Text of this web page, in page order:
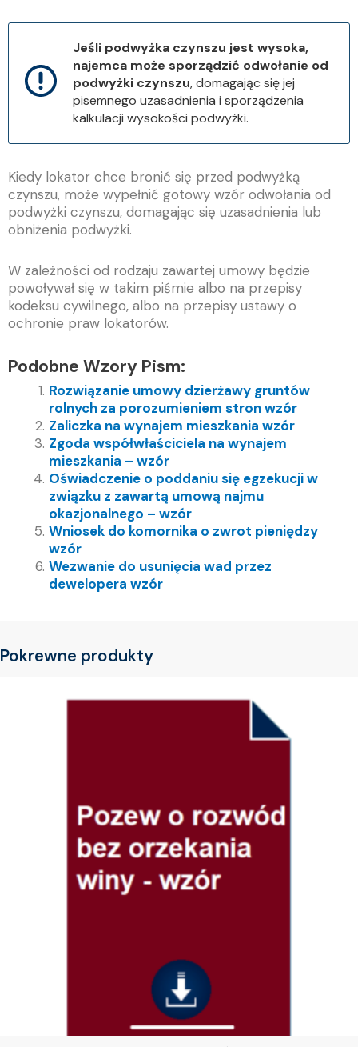
Jeśli podwyżka czynszu jest wysoka,
najemca może sporządzić odwołanie od
podwyżki czynszu, domagając się jej
pisemnego uzasadnienia i sporządzenia
kalkulacji wysokości podwyżki.
Kiedy lokator chce bronić się przed podwyżką
czynszu, może wypełnić gotowy wzór odwołania od
podwyżki czynszu, domagając się uzasadnienia lub
obniżenia podwyżki.
W zależności od rodzaju zawartej umowy będzie
powoływał się w takim piśmie albo na przepisy
kodeksu cywilnego, albo na przepisy ustawy o
ochronie praw lokatorów.
Podobne Wzory Pism:
Rozwiązanie umowy dzierżawy gruntów
rolnych za porozumieniem stron wzór
Zaliczka na wynajem mieszkania wzór
Zgoda współwłaściciela na wynajem
mieszkania – wzór
Oświadczenie o poddaniu się egzekucji w
związku z zawartą umową najmu
okazjonalnego – wzór
Wniosek do komornika o zwrot pieniędzy
wzór
Wezwanie do usunięcia wad przez
dewelopera wzór
Pokrewne produkty